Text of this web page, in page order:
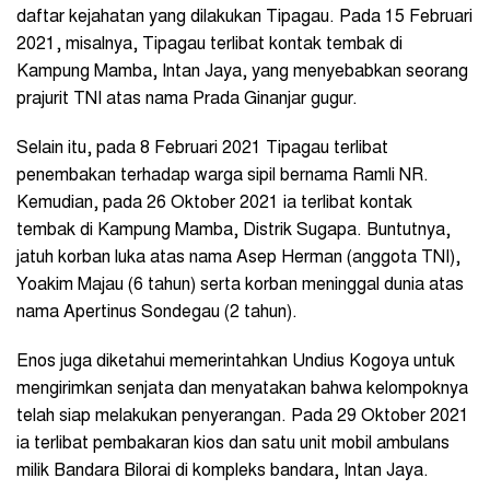
daftar kejahatan yang dilakukan Tipagau. Pada 15 Februari
2021, misalnya, Tipagau terlibat kontak tembak di
Kampung Mamba, Intan Jaya, yang menyebabkan seorang
prajurit TNI atas nama Prada Ginanjar gugur.
Selain itu, pada 8 Februari 2021 Tipagau terlibat
penembakan terhadap warga sipil bernama Ramli NR.
Kemudian, pada 26 Oktober 2021 ia terlibat kontak
tembak di Kampung Mamba, Distrik Sugapa. Buntutnya,
jatuh korban luka atas nama Asep Herman (anggota TNI),
Yoakim Majau (6 tahun) serta korban meninggal dunia atas
nama Apertinus Sondegau (2 tahun).
Enos juga diketahui memerintahkan Undius Kogoya untuk
mengirimkan senjata dan menyatakan bahwa kelompoknya
telah siap melakukan penyerangan. Pada 29 Oktober 2021
ia terlibat pembakaran kios dan satu unit mobil ambulans
milik Bandara Bilorai di kompleks bandara, Intan Jaya.